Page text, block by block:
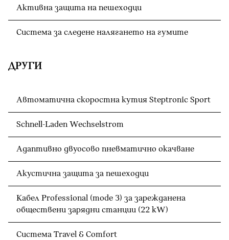
Активна защита на пешеходци
Система за следене налягането на гумите
ДРУГИ
Автоматична скоростна кутия Steptronic Sport
Schnell-Laden Wechselstrom
Адаптивно двуосово пневматично окачване
Акустична защита за пешеходци
Кабел Professional (mode 3) за зарежданена
обществени зарядни станции (22 kW)
Система Travel & Comfort